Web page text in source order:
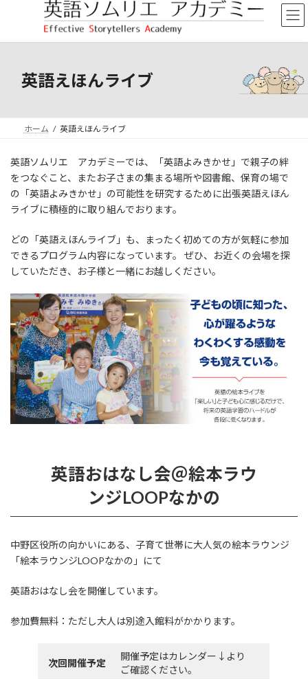
ッ
移
英語えほんライブ
ホーム 英語えほんライブ
英語ソムリエ アカデミーでは、「英語よみきかせ」で親子の絆
をつなぐこと、またお子さまの集まる場所や図書館、保育の場で
の「英語よみきかせ」の可能性を研究するために出張英語えほん
ライブに積極的に取り組んでおります。
どの「英語えほんライブ」も、まったく初めての方が気軽に参加
できるプログラム内容になっています。 ぜひ、お近くの会場を探
していただき、お子様と一緒にお越しください。
英語おはなし会＠絵本ラウ
ンジLOOPなかの
中野区役所の向かいにある、子育て世帯に大人気の絵本ラウンジ
「絵本ラウンジLOOPなかの」にて
英語おはなし会を開催しています。
参加費無料：ただし大人は別途入館料がかかります。
次回開催予定
開催予定はカレンダー↓より
ご確認ください。